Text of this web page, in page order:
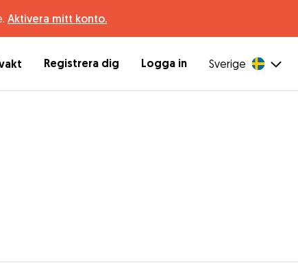
Aktivera mitt konto.
Registrera dig Logga in Sverige